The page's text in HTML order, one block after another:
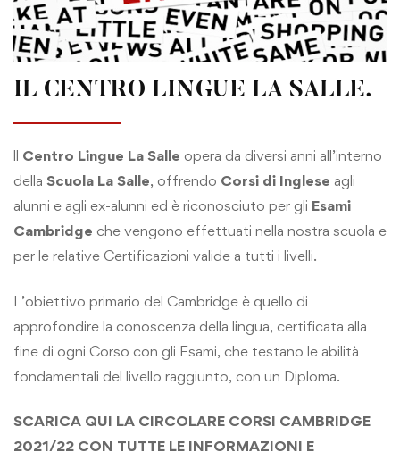
IL CENTRO LINGUE LA SALLE.
ll Centro Lingue La Salle opera da diversi anni all’interno
della Scuola La Salle, offrendo Corsi di Inglese agli
alunni e agli ex-alunni ed è riconosciuto per gli Esami
Cambridge che vengono effettuati nella nostra scuola e
per le relative Certificazioni valide a tutti i livelli.
L’obiettivo primario del Cambridge è quello di
approfondire la conoscenza della lingua, certificata alla
fine di ogni Corso con gli Esami, che testano le abilità
fondamentali del livello raggiunto, con un Diploma.
SCARICA QUI LA CIRCOLARE CORSI CAMBRIDGE
2021/22 CON TUTTE LE INFORMAZIONI E